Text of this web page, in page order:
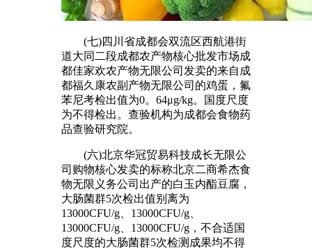
(七)四川省成都会双流区西航港街
道大同二段成都农产物核心批发市场成
都佳家欢农产物无限公司发卖的来自成
都福久康农副产物无限公司的鸡蛋，氟
苯尼考检出值为0。64μg/kg。国度尺度
为不得检出。查验机构为成都会食物药
品查验研究院。
(六)北京华冠贸易科技成长无限公
司购物核心发卖的标称北京二商希杰食
物无限义务公司出产的白玉内酯豆腐，
大肠菌群5次检出值别离为
13000CFU/g、13000CFU/g、
13000CFU/g、13000CFU/g，不合适国
度尺度的大肠菌群5次检测成果均不得